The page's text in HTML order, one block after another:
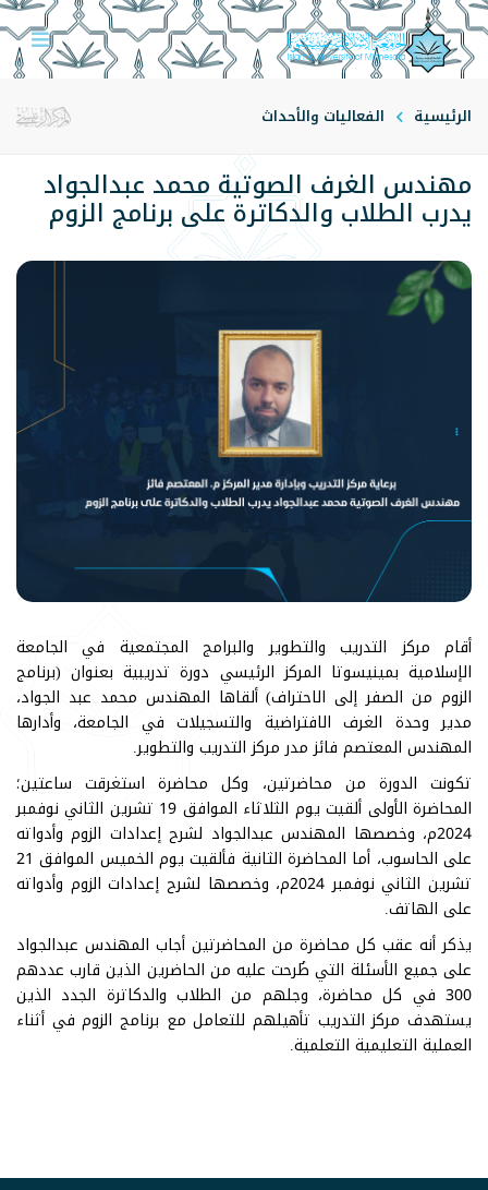
الرئيسية الفعاليات والأحداث
مهندس الغرف الصوتية محمد عبدالجواد
يدرب الطلاب والدكاترة على برنامج الزوم
أقام مركز التدريب والتطوير والبرامج المجتمعية في الجامعة
الإسلامية بمينيسوتا المركز الرئيسي دورة تدريبية بعنوان (برنامج
الزوم من الصفر إلى الاحتراف) ألقاها المهندس محمد عبد الجواد،
مدير وحدة الغرف الافتراضية والتسجيلات في الجامعة، وأدارها
المهندس المعتصم فائز مدر مركز التدريب والتطوير.
تكونت الدورة من محاضرتين، وكل محاضرة استغرقت ساعتين؛
المحاضرة الأولى ألقيت يوم الثلاثاء الموافق 19 تشرين الثاني نوفمبر
2024م، وخصصها المهندس عبدالجواد لشرح إعدادات الزوم وأدواته
على الحاسوب، أما المحاضرة الثانية فألقيت يوم الخميس الموافق 21
تشرين الثاني نوفمبر 2024م، وخصصها لشرح إعدادات الزوم وأدواته
على الهاتف.
يذكر أنه عقب كل محاضرة من المحاضرتين أجاب المهندس عبدالجواد
على جميع الأسئلة التي طُرحت عليه من الحاضرين الذين قارب عددهم
300 في كل محاضرة، وجلهم من الطلاب والدكاترة الجدد الذين
يستهدف مركز التدريب تأهيلهم للتعامل مع برنامج الزوم في أثناء
العملية التعليمية التعلمية.